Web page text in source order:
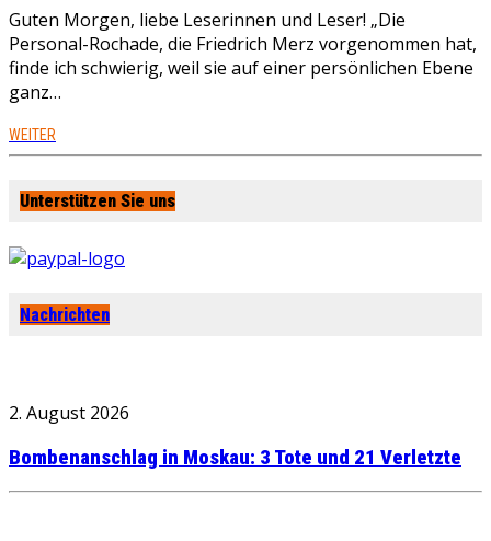
Guten Morgen, liebe Leserinnen und Leser! „Die
Personal-Rochade, die Friedrich Merz vorgenommen hat,
finde ich schwierig, weil sie auf einer persönlichen Ebene
ganz…
WEITER
Unterstützen Sie uns
Nachrichten
2. August 2026
Bombenanschlag in Moskau: 3 Tote und 21 Verletzte